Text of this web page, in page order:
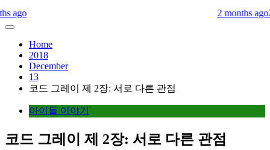
2 months ago2
Home
2018
December
13
코드 그레이 제 2장: 서로 다른 관점
아이들 이야기
코드 그레이 제 2장: 서로 다른 관점